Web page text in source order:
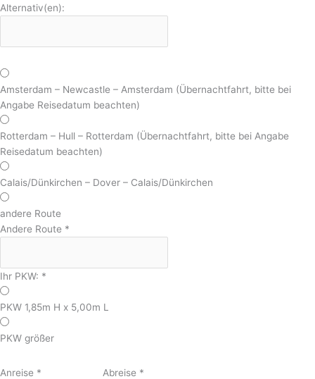
Alternativ(en):
Amsterdam – Newcastle – Amsterdam (Übernachtfahrt, bitte bei
Angabe Reisedatum beachten)
Rotterdam – Hull – Rotterdam (Übernachtfahrt, bitte bei Angabe
Reisedatum beachten)
Calais/Dünkirchen – Dover – Calais/Dünkirchen
andere Route
Andere Route *
Ihr PKW: *
PKW 1,85m H x 5,00m L
PKW größer
Anreise * Abreise *